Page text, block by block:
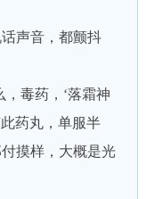
声音，都颤抖
毒药，‘落霜神
药丸，单服半
摸样，大概是光